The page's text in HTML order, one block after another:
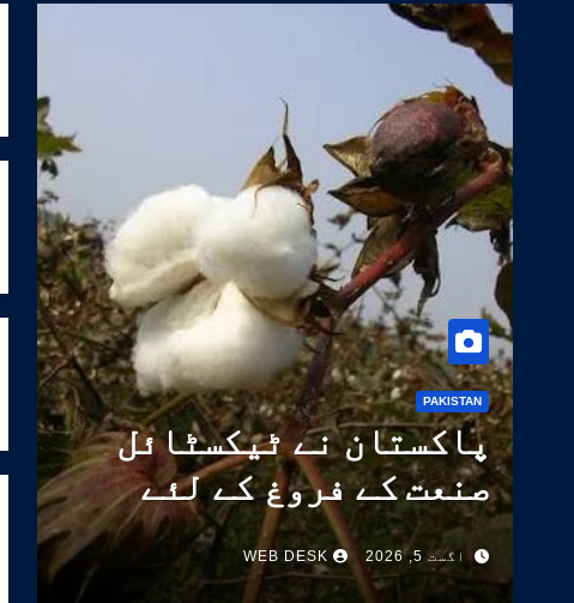
PAKISTAN
پاکستان نے ٹیکسٹائل
صنعت کے فروغ کے لئے
کپاس کی 14 اعلیٰ معیار
کی اقسام تیار کر لیں
اگست 5, 2026 WEB DESK